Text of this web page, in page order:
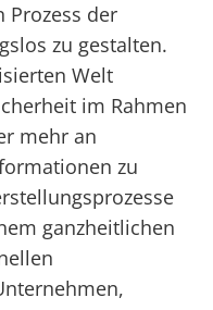
Prozess der
zu gestalten.
Welt
im Rahmen
mehr an
zu
ganzheitlichen